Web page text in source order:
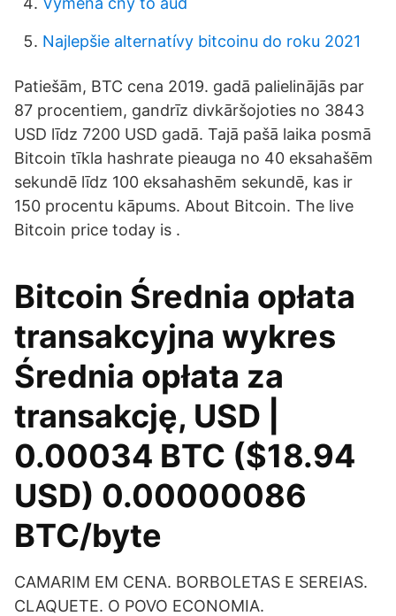
Najlepšie alternatívy bitcoinu do roku 2021
Patiešām, BTC cena 2019. gadā palielinājās par
87 procentiem, gandrīz divkāršojoties no 3843
USD līdz 7200 USD gadā. Tajā pašā laika posmā
Bitcoin tīkla hashrate pieauga no 40 eksahašēm
sekundē līdz 100 eksahashēm sekundē, kas ir
150 procentu kāpums. About Bitcoin. The live
Bitcoin price today is .
Bitcoin Średnia opłata
transakcyjna wykres
Średnia opłata za
transakcję, USD |
0.00034 BTC ($18.94
USD) 0.00000086
BTC/byte
CAMARIM EM CENA. BORBOLETAS E SEREIAS.
CLAQUETE. O POVO ECONOMIA.